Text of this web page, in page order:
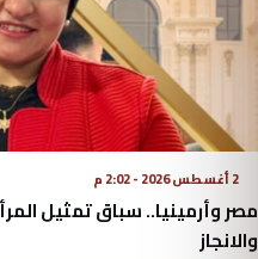
2 أغسطس 2026 - 2:02 م
مصر وأرمينيا.. سباق تمثيل
والانجاز